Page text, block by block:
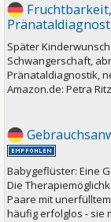
Später
Schwangerschaft,
Pränataldiagnostik,
Amazon.de: Petra
Babygeflüster: Eine
Die
Paare mit
häufig erfolglos - sie